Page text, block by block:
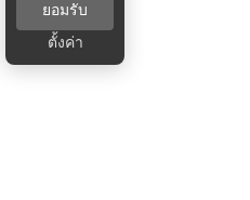
ยอมรับ
ตั้งค่า